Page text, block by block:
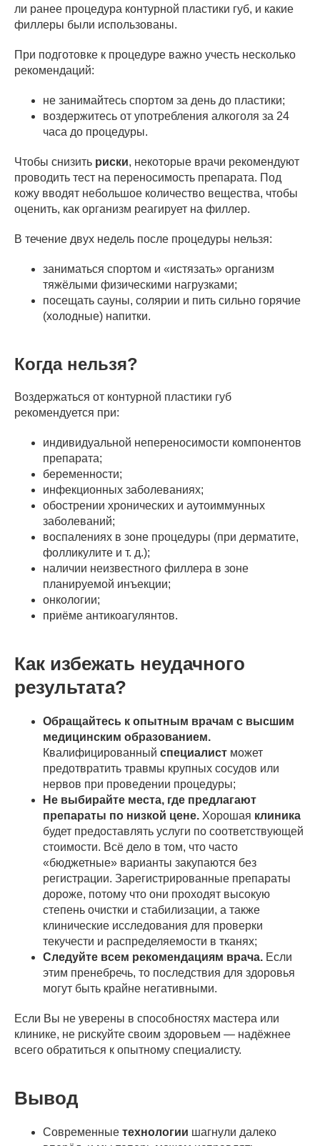
ли ранее процедура контурной пластики губ, и какие
филлеры были использованы.
При подготовке к процедуре важно учесть несколько
рекомендаций:
не занимайтесь спортом за день до пластики;
воздержитесь от употребления алкоголя за 24
часа до процедуры.
Чтобы снизить риски, некоторые врачи рекомендуют
проводить тест на переносимость препарата. Под
кожу вводят небольшое количество вещества, чтобы
оценить, как организм реагирует на филлер.
В течение двух недель после процедуры нельзя:
заниматься спортом и «истязать» организм
тяжёлыми физическими нагрузками;
посещать сауны, солярии и пить сильно горячие
(холодные) напитки.
Когда нельзя?
Воздержаться от контурной пластики губ
рекомендуется при:
индивидуальной непереносимости компонентов
препарата;
беременности;
инфекционных заболеваниях;
обострении хронических и аутоиммунных
заболеваний;
воспалениях в зоне процедуры (при дерматите,
фолликулите и т. д.);
наличии неизвестного филлера в зоне
планируемой инъекции;
онкологии;
приёме антикоагулянтов.
Как избежать неудачного
результата?
Обращайтесь к опытным врачам с высшим
медицинским образованием.
Квалифицированный специалист может
предотвратить травмы крупных сосудов или
нервов при проведении процедуры;
Не выбирайте места, где предлагают
препараты по низкой цене. Хорошая клиника
будет предоставлять услуги по соответствующей
стоимости. Всё дело в том, что часто
«бюджетные» варианты закупаются без
регистрации. Зарегистрированные препараты
дороже, потому что они проходят высокую
степень очистки и стабилизации, а также
клинические исследования для проверки
текучести и распределяемости в тканях;
Следуйте всем рекомендациям врача. Если
этим пренебречь, то последствия для здоровья
могут быть крайне негативными.
Если Вы не уверены в способностях мастера или
клинике, не рискуйте своим здоровьем — надёжнее
всего обратиться к опытному специалисту.
Вывод
Современные технологии шагнули далеко